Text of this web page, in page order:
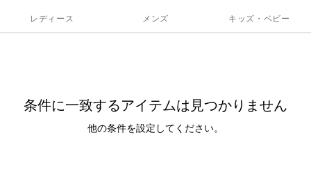
レディース メンズ キッズ・ベビー
条件に一致するアイテムは見つかりません
他の条件を設定してください。